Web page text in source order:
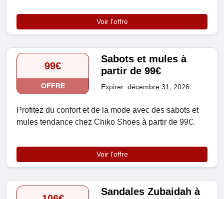
Voir l'offre
99€
OFFRE
Sabots et mules à
partir de 99€
Expirer: décembre 31, 2026
Profitez du confort et de la mode avec des sabots et
mules tendance chez Chiko Shoes à partir de 99€.
Voir l'offre
Sandales Zubaidah à